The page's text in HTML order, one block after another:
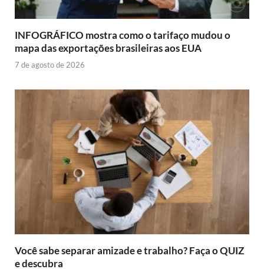
INFOGRÁFICO mostra como o tarifaço mudou o
mapa das exportações brasileiras aos EUA
7 de agosto de 2026
Você sabe separar amizade e trabalho? Faça o QUIZ
e descubra